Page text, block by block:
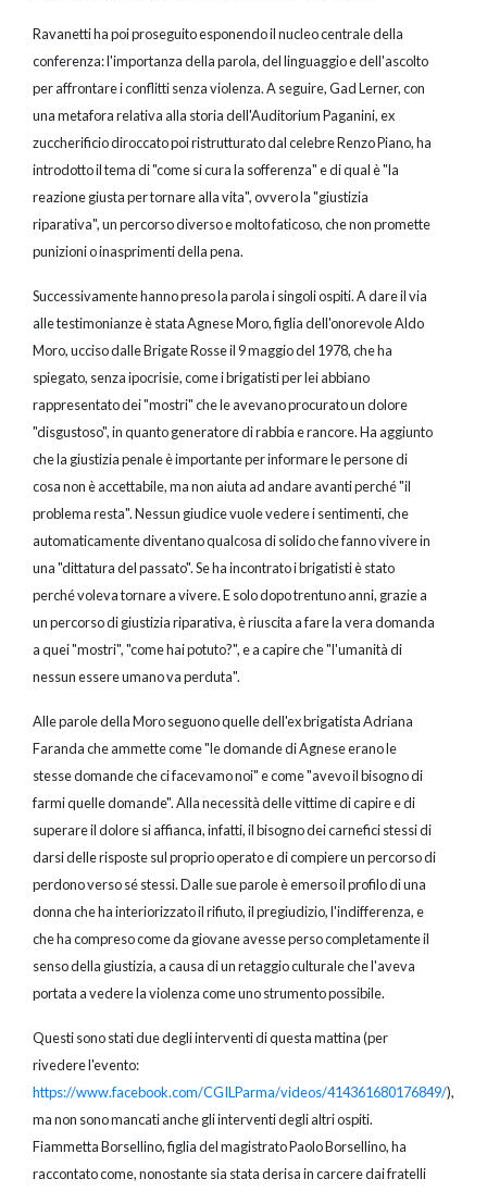
Ravanetti ha poi proseguito esponendo il nucleo centrale della
conferenza: l'importanza della parola, del linguaggio e dell'ascolto
per affrontare i conflitti senza violenza. A seguire, Gad Lerner, con
una metafora relativa alla storia dell'Auditorium Paganini, ex
zuccherificio diroccato poi ristrutturato dal celebre Renzo Piano, ha
introdotto il tema di "come si cura la sofferenza" e di qual è "la
reazione giusta per tornare alla vita", ovvero la "giustizia
riparativa", un percorso diverso e molto faticoso, che non promette
punizioni o inasprimenti della pena.
Successivamente hanno preso la parola i singoli ospiti. A dare il via
alle testimonianze è stata Agnese Moro, figlia dell'onorevole Aldo
Moro, ucciso dalle Brigate Rosse il 9 maggio del 1978, che ha
spiegato, senza ipocrisie, come i brigatisti per lei abbiano
rappresentato dei "mostri" che le avevano procurato un dolore
"disgustoso", in quanto generatore di rabbia e rancore. Ha aggiunto
che la giustizia penale è importante per informare le persone di
cosa non è accettabile, ma non aiuta ad andare avanti perché "il
problema resta". Nessun giudice vuole vedere i sentimenti, che
automaticamente diventano qualcosa di solido che fanno vivere in
una "dittatura del passato". Se ha incontrato i brigatisti è stato
perché voleva tornare a vivere. E solo dopo trentuno anni, grazie a
un percorso di giustizia riparativa, è riuscita a fare la vera domanda
a quei "mostri", "come hai potuto?", e a capire che "l'umanità di
nessun essere umano va perduta".
Alle parole della Moro seguono quelle dell'ex brigatista Adriana
Faranda che ammette come "le domande di Agnese erano le
stesse domande che ci facevamo noi" e come "avevo il bisogno di
farmi quelle domande". Alla necessità delle vittime di capire e di
superare il dolore si affianca, infatti, il bisogno dei carnefici stessi di
darsi delle risposte sul proprio operato e di compiere un percorso di
perdono verso sé stessi. Dalle sue parole è emerso il profilo di una
donna che ha interiorizzato il rifiuto, il pregiudizio, l'indifferenza, e
che ha compreso come da giovane avesse perso completamente il
senso della giustizia, a causa di un retaggio culturale che l'aveva
portata a vedere la violenza come uno strumento possibile.
Questi sono stati due degli interventi di questa mattina (per
rivedere l'evento:
https://www.facebook.com/CGILParma/videos/414361680176849/),
ma non sono mancati anche gli interventi degli altri ospiti.
Fiammetta Borsellino, figlia del magistrato Paolo Borsellino, ha
raccontato come, nonostante sia stata derisa in carcere dai fratelli